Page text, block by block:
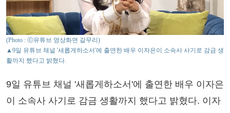
(Photo : ⓒ유튜브 영상화면 갈무리)
▲9일 유튜브 채널 '새롭게하소서'에 출연한 배우 이자은이 소속사 사기로 감금 생
활까지 했다고 밝혔다.
9일 유튜브 채널 '새롭게하소서'에 출연한 배우 이자은
이 소속사 사기로 감금 생활까지 했다고 밝혔다. 이자